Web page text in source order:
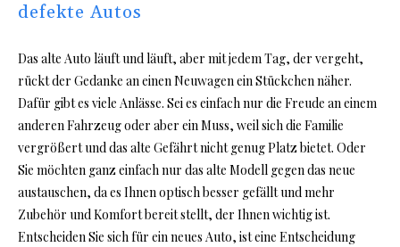
defekte Autos
Das alte Auto läuft und läuft, aber mit jedem Tag, der vergeht,
rückt der Gedanke an einen Neuwagen ein Stückchen näher.
Dafür gibt es viele Anlässe. Sei es einfach nur die Freude an einem
anderen Fahrzeug oder aber ein Muss, weil sich die Familie
vergrößert und das alte Gefährt nicht genug Platz bietet. Oder
Sie möchten ganz einfach nur das alte Modell gegen das neue
austauschen, da es Ihnen optisch besser gefällt und mehr
Zubehör und Komfort bereit stellt, der Ihnen wichtig ist.
Entscheiden Sie sich für ein neues Auto, ist eine Entscheidung